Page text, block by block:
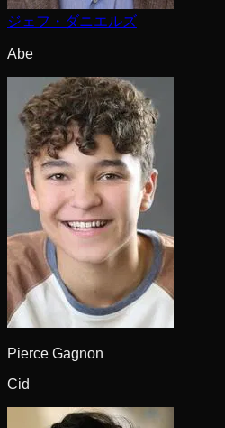
ジェフ・ダニエルズ
Abe
Pierce Gagnon
Cid